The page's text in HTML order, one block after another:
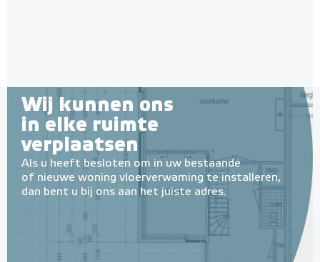
Wij kunnen ons
in elke ruimte
verplaatsen
Als u heeft besloten om in uw bestaande
of nieuwe woning vloerverwaming te installeren,
dan bent u bij ons aan het juiste adres.